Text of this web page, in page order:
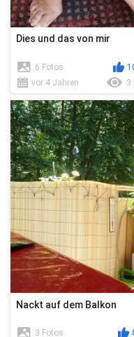
Dies und das von mir
6 Fotos
vor 4 Jahren
3
Nackt auf dem Balkon
3 Fotos